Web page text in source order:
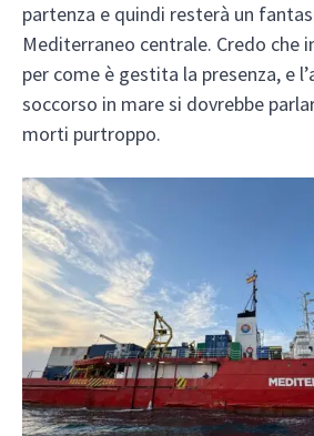
partenza e quindi resterà un
Mediterraneo centrale. Credo che
per come è gestita la presenza, e
soccorso in mare si dovrebbe
morti purtroppo.